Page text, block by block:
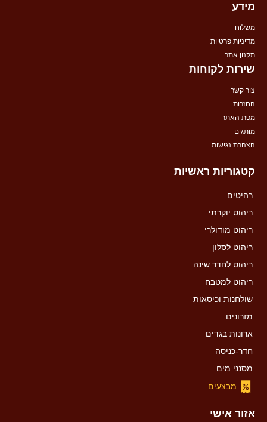
מידע
משלוח
מדיניות פרטיות
תקנון אתר
שירות לקוחות
צור קשר
החזרות
מפת האתר
מותגים
הצהרת נגישות
קטגוריות ראשיות
רהיטים
ריהוט יוקרתי
ריהוט מודולרי
ריהוט לסלון
ריהוט לחדר שינה
ריהוט למטבח
שולחנות וכיסאות
מזרונים
ארונות בגדים
חדר-כניסה
מסנני מים
מבצעים
אזור אישי